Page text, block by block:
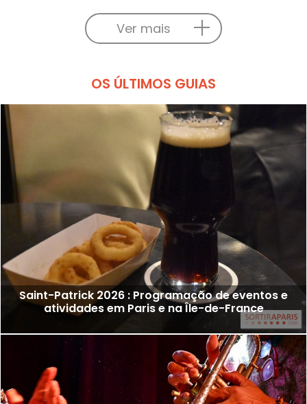
Ver mais
OS ÚLTIMOS GUIAS
Saint-Patrick 2026 : Programação de eventos e
atividades em Paris e na Île-de-France